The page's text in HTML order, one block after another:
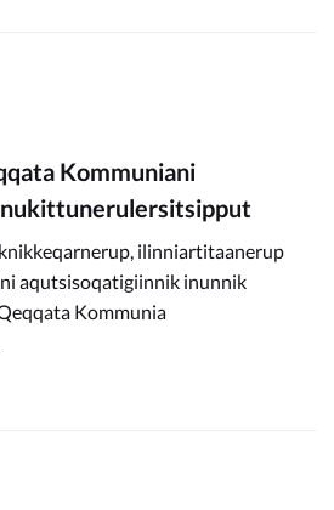
Kommuniani
ilinniartitaanerup
aqutsisoqatigiinnik inunnik
Kommunia